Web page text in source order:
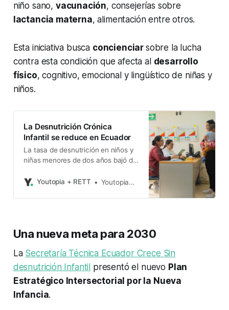
niño sano, vacunación, consejerías sobre
lactancia materna, alimentación entre otros.
Esta iniciativa busca concienciar sobre la lucha
contra esta condición que afecta al desarrollo
físico, cognitivo, emocional y lingüístico de niñas y
niños.
La Desnutrición Crónica
Infantil se reduce en Ecuador
La tasa de desnutrición en niños y
niñas menores de dos años bajó del
Youtopia + RETT
Youtopia+Rett
Una nueva meta para 2030
La Secretaría Técnica Ecuador Crece Sin
desnutrición Infantil presentó el nuevo Plan
Estratégico Intersectorial por la Nueva
Infancia.